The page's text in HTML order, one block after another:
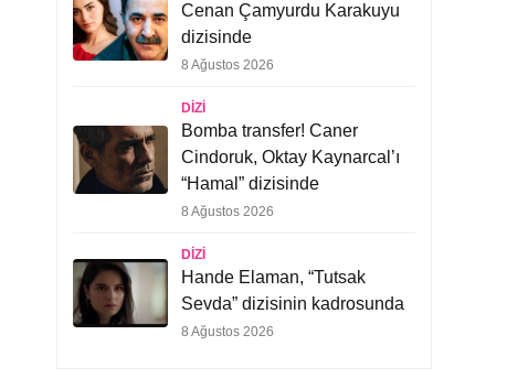
Cenan Çamyurdu Karakuyu
dizisinde
8 Ağustos 2026
DIZI
Bomba transfer! Caner
Cindoruk, Oktay Kaynarcal’ı
“Hamal” dizisinde
8 Ağustos 2026
DIZI
Hande Elaman, “Tutsak
Sevda” dizisinin kadrosunda
8 Ağustos 2026